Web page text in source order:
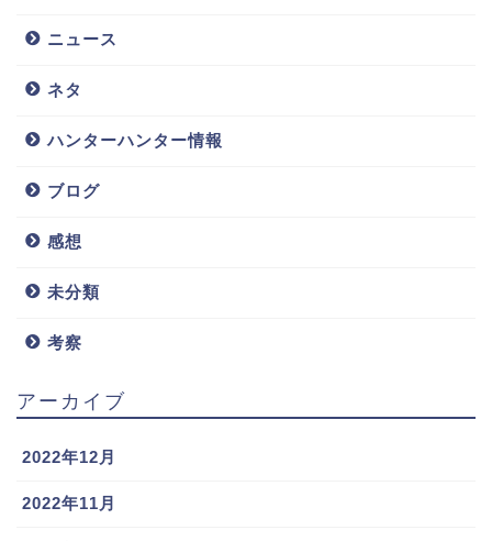
ニュース
ネタ
ハンターハンター情報
ブログ
感想
未分類
考察
アーカイブ
2022年12月
2022年11月